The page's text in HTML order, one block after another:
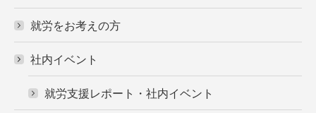
就労をお考えの方
社内イベント
就労支援レポート・社内イベント